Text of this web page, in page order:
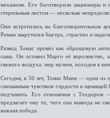
механизм. Его боготворили акционеры
стерильным листом — несколько
Они встретились на благотворительном
Роман закрутился быстро, страстно и
Развод Томас провёл как образцовую
сына. Он оставил Марго её королевство,
свежего воздуха: мир музеев, походов в
Сегодня, в 50 лет, Томас Манн — один из
смешанным чувством гордости и щемящей
подчинить. Его отношения с Теодором
предлагает ему то, чего она никогда не
важная победа.